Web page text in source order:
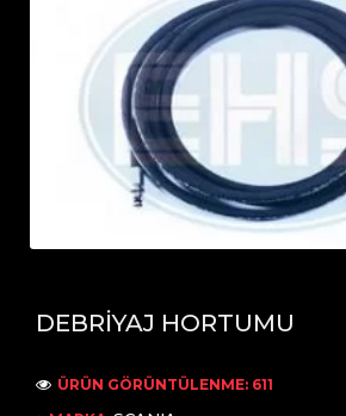
DEBRİYAJ HORTUMU
ÜRÜN GÖRÜNTÜLENME: 611